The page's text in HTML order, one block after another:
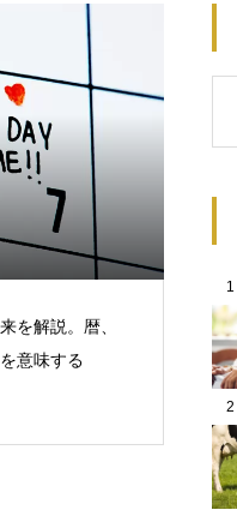
を解説。暦、
意味する
1
2